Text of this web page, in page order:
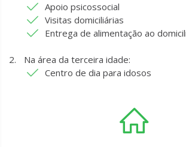
Apoio psicossocial
Visitas domiciliárias
Entrega de alimentação ao
Na área da terceira idade:
Centro de dia para idosos